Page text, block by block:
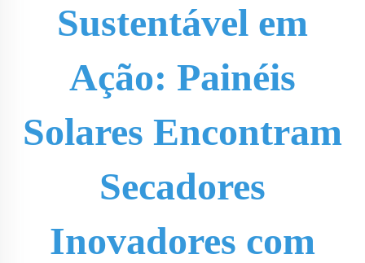
Sustentável em
Ação: Painéis
Solares Encontram
Secadores
Inovadores com